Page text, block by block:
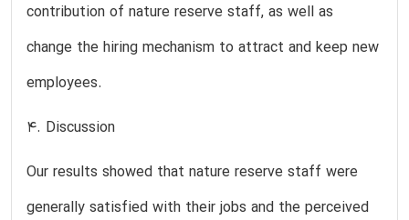
contribution of nature reserve staff, as well as
change the hiring mechanism to attract and keep new
employees.
4. Discussion
Our results showed that nature reserve staff were
generally satisfied with their jobs and the perceived